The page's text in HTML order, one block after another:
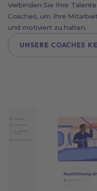
Verbinden Sie Ihre
Coaches, um Ihre
und motiviert zu halten.
UNSERE COACHES